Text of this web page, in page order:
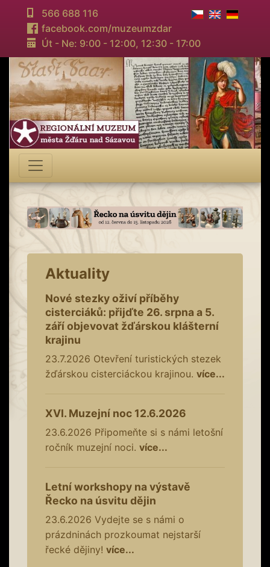
566 688 116
facebook.com/muzeumzdar
Út - Ne: 9:00 - 12:00, 12:30 - 17:00
Aktuality
Nové stezky oživí příběhy
cisterciáků: přijďte 26. srpna a 5.
září objevovat žďárskou klášterní
krajinu
23.7.2026 Otevření turistických stezek
žďárskou cisterciáckou krajinou. více...
XVI. Muzejní noc 12.6.2026
23.6.2026 Připomeňte si s námi letošní
ročník muzejní noci. více...
Letní workshopy na výstavě
Řecko na úsvitu dějin
23.6.2026 Vydejte se s námi o
prázdninách prozkoumat nejstarší
řecké dějiny! více...